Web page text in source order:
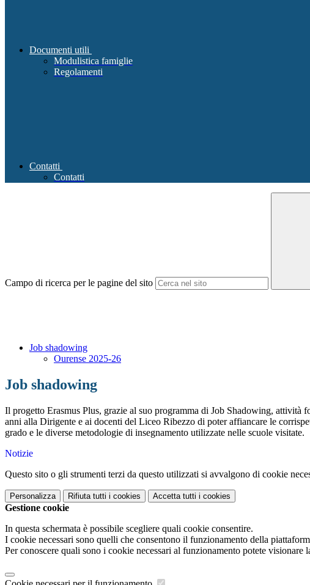
Documenti utili
Modulistica famiglie
Regolamenti
Contatti
Contatti
Campo di ricerca per le pagine del sito
Job shadowing
Ourense 2025-26
Job shadowing
Il progetto Erasmus Plus, grazie al suo programma di Job Shadowing, attività
anni alla Dirigente e ai docenti del Liceo Ribezzo di poter affiancare le
grado e le diverse metodologie di insegnamento utilizzate nelle scuole visitate.
Notizie
Questo sito o gli strumenti terzi da questo utilizzati si avvalgono di cookie
Personalizza Rifiuta tutti i cookies Accetta tutti i cookies
Gestione cookie
In questa schermata è possibile scegliere quali cookie consentire.
I cookie necessari sono quelli che consentono il funzionamento della
Per conoscere quali sono i cookie necessari al funzionamento potete visionare